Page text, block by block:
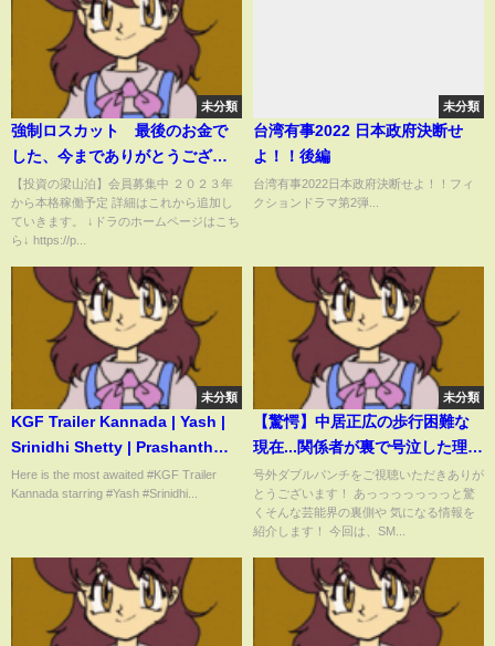
未分類
強制ロスカット 最後のお金で
した、今までありがとうござい
ました
【投資の梁山泊】会員募集中 ２０２３年
から本格稼働予定 詳細はこれから追加し
ていきます。 ↓ドラのホームページはこち
ら↓ https://p...
未分類
台湾有事2022 日本政府決断せ
よ！！後編
台湾有事2022日本政府決断せよ！！フィ
クションドラマ第2弾...
未分類
KGF Trailer Kannada | Yash |
Srinidhi Shetty | Prashanth
Neel, Vijay Kiragandur, KGF
Kannada Trailer
Here is the most awaited #KGF Trailer
Kannada starring #Yash #Srinidhi...
未分類
【驚愕】中居正広の歩行困難な
現在...関係者が裏で号泣した理由
に涙腺崩壊...中居がどうしても
2022年内に復活したかった切な
すぎる理由に驚きを隠せない...
号外ダブルパンチをご視聴いただきありが
とうございます！ あっっっっっっっと驚
くそんな芸能界の裏側や 気になる情報を
紹介します！ 今回は、SM...